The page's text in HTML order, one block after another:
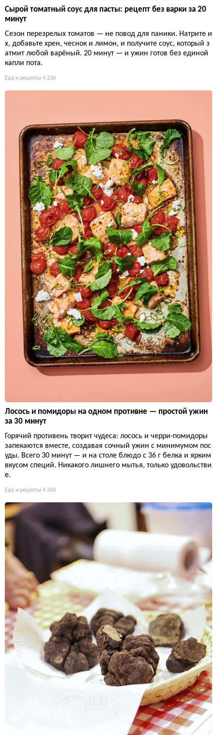
Сырой томатный соус для пасты: рецепт без варки за 20
минут
Сезон перезрелых томатов — не повод для паники. Натрите и
х, добавьте хрен, чеснок и лимон, и получите соус, который з
атмит любой варёный. 20 минут — и ужин готов без единой
капли пота.
Еда и рецепты 4 230
Лосось и помидоры на одном противне — простой ужин
за 30 минут
Горячий противень творит чудеса: лосось и черри-помидоры
запекаются вместе, создавая сочный ужин с минимумом пос
уды. Всего 30 минут — и на столе блюдо с 36 г белка и ярким
вкусом специй. Никакого лишнего мытья, только удовольстви
е.
Еда и рецепты 4 343